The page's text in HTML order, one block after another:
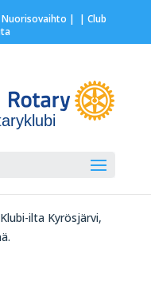
Nuorisovaihto | | Club
ilta Kyrösjärvi,